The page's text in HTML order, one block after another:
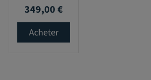
Prix
349,00 €
Acheter